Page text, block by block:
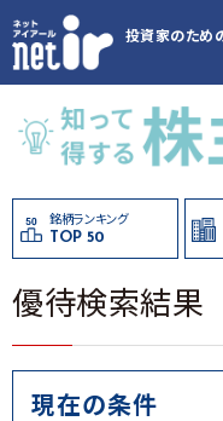
投資家のため
銘柄ランキング
TOP 50
優待検索結果
現在の条件